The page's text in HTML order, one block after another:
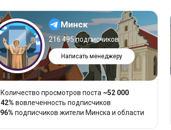
Минск
216 495 подписчиков
Написать менеджеру
Количество просмотров поста ~52 000
42% вовлеченность подписчиков
96% подписчиков жители Минска и области